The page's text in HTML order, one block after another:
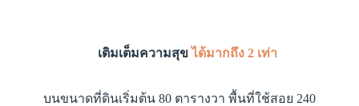
เติมเต็มความสุข ได้มากถึง 2 เท่า
บนขนาดที่ดินเริ่มต้น 80 ตารางวา พื้นที่ใช้สอย 240